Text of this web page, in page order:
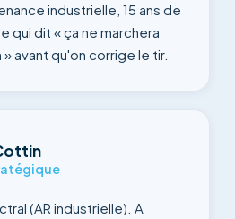
industrielle, 15 ans de
qui dit « ça ne marchera
» avant qu'on corrige le tir.
(AR industrielle). A